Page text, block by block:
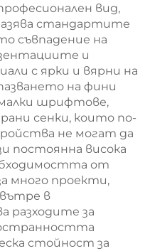
вид,
стандартите
съвпадение на
и
с ярки и вярни на
на фини
шрифтове,
сенки, които по-
не могат да
постоянна висока
от
много проекти,
в
разходите за
стойност за